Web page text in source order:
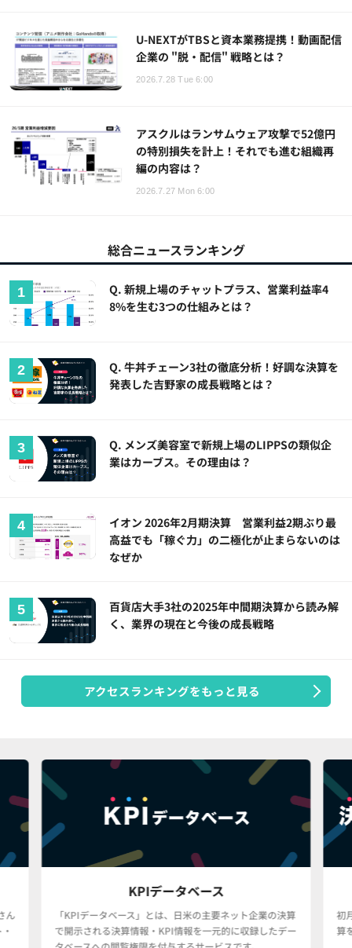
U-NEXTがTBSと資本業務提携！動画配信
企業の "脱・配信" 戦略とは？
2026.7.28 Tue 6:00
アスクルはランサムウェア攻撃で52億円
の特別損失を計上！それでも進む組織再
編の内容は？
2026.7.27 Mon 6:00
総合ニュースランキング
Q. 新規上場のチャットプラス、営業利益率4
8%を生む3つの仕組みとは？
Q. 牛丼チェーン3社の徹底分析！好調な決算を
発表した吉野家の成長戦略とは？
Q. メンズ美容室で新規上場のLIPPSの類似企
業はカーブス。その理由は？
イオン 2026年2月期決算 営業利益2期ぶり最
高益でも「稼ぐ力」の二極化が止まらないのは
なぜか
百貨店大手3社の2025年中間期決算から読み解
く、業界の現在と今後の成長戦略
アクセスランキングをもっと見る
ん
KPIデータベース
「KPIデータベース」とは、日米の主要ネット企業の決算
で開示される決算情報・KPI情報を一元的に収録したデー
初
算